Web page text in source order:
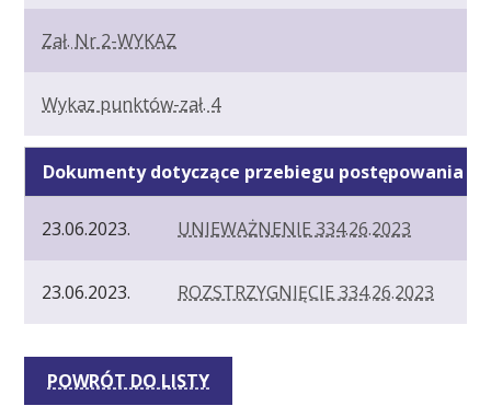
Zał. Nr 2-WYKAZ
Wykaz punktów-zał. 4
Dokumenty dotyczące przebiegu postępowania
23.06.2023. UNIEWAŻNENIE 334.26.2023
23.06.2023. ROZSTRZYGNIĘCIE 334.26.2023
POWRÓT DO LISTY